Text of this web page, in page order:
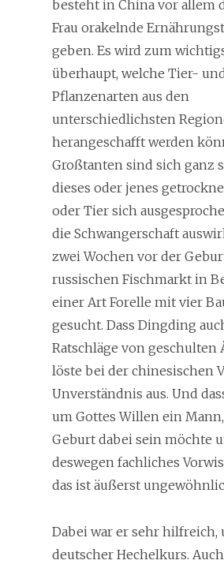
besteht in China vor allem
Frau orakelnde
geben. Es wird zum
überhaupt, welche Tier-
Pflanzenarten aus den
unterschiedlichsten
herangeschafft werden
Großtanten sind sich ganz
dieses oder jenes
oder Tier sich
die Schwangerschaft
zwei Wochen vor der
russischen Fischmarkt in
einer Art Forelle mit vier
gesucht. Dass Dingding
Ratschläge von geschulten
löste bei der chinesischen
Unverständnis aus. Und
um Gottes Willen ein
Geburt dabei sein möchte
deswegen fachliches
das ist äußerst
Dabei war er sehr hilfreich,
deutscher Hechelkurs.